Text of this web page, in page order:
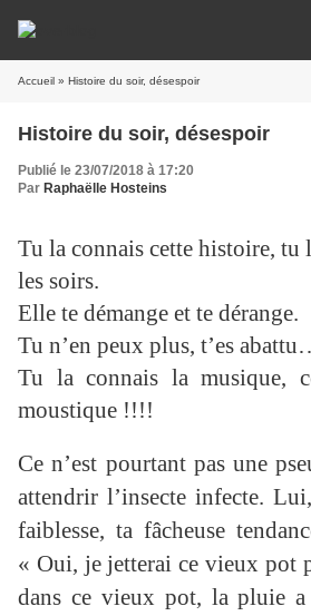
Accueil » Histoire du soir, désespoir
Histoire du soir, désespoir
Publié le 23/07/2018 à 17:20
Par Raphaëlle Hosteins
Tu la connais cette histoire, tu
les soirs.
Elle te démange et te dérange.
Tu n’en peux plus, t’es
Tu la connais la musique,
moustique !!!!
Ce n’est pourtant pas une
attendrir l’insecte infecte.
faiblesse, ta fâcheuse
« Oui, je jetterai ce vieux
dans ce vieux pot, la pluie a